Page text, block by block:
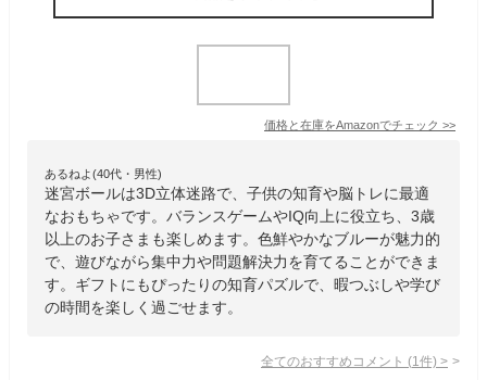
価格と在庫をAmazonでチェック >>
あるねよ(40代・男性)
迷宮ボールは3D立体迷路で、子供の知育や脳トレに最適
なおもちゃです。バランスゲームやIQ向上に役立ち、3歳
以上のお子さまも楽しめます。色鮮やかなブルーが魅力的
で、遊びながら集中力や問題解決力を育てることができま
す。ギフトにもぴったりの知育パズルで、暇つぶしや学び
の時間を楽しく過ごせます。
全てのおすすめコメント (1 件) >